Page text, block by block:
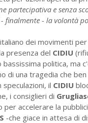
partecipativa e senza
finalmente - la volontà
dei movimenti
presenza del CIDIU
bassissima politica, ma
di una tragedia che
il CIDIU
i consiglieri di
accelerare la
-che giace in attesa di